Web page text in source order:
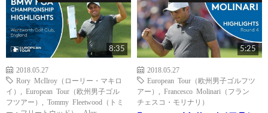
8:35
2018.05.27
Rory McIlroy（ローリー・マキロ
イ）
European Tour（欧州男子ゴル
フツアー）
Tommy Fleetwood（トミ
5:25
2018.05.27
European Tour（欧州男子ゴルフツ
アー）
Francesco Molinari（フラン
チェスコ・モリナリ）